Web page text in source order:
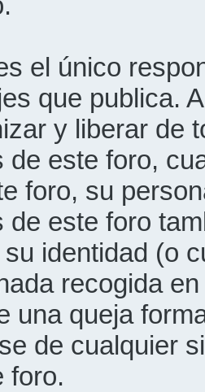
el único
que publica.
y liberar de
de este foro,
foro, su
de este foro
identidad (o
recogida
una queja
de cualquier
foro.